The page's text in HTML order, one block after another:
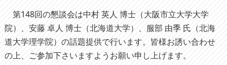
第148回の懇談会は中村 英人 博士（大阪市立大学大学
院）、 安藤 卓人 博士（北海道大学）、 服部 由季 氏 （北海
道大学理学院） の話題提供で行います。皆様お誘い合わせ
の上、ご参加下さいますようお願い申し上げます。